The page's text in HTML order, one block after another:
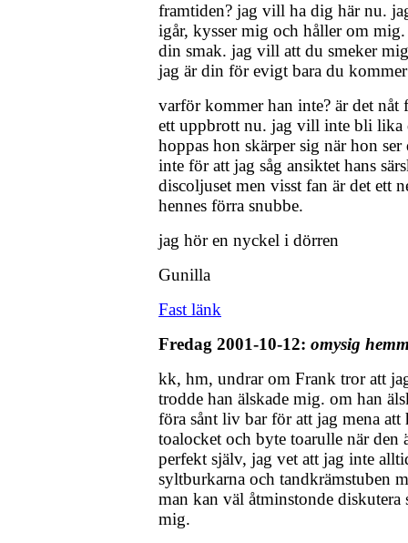
framtiden? jag vill ha dig här nu.
igår, kysser mig och håller om
din smak. jag vill att du smeker
jag är din för evigt bara du
varför kommer han inte? är det nåt
ett uppbrott nu. jag vill inte bli lika
hoppas hon skärper sig när hon
inte för att jag såg ansiktet hans
discoljuset men visst fan är det ett
hennes förra snubbe.
jag hör en nyckel i dörren
Gunilla
Fast länk
Fredag 2001-10-12: omysig
kk, hm, undrar om Frank tror att
trodde han älskade mig. om han
föra sånt liv bar för att jag mena att
toalocket och byte toarulle när den
perfekt själv, jag vet att jag inte
syltburkarna och tandkrämstuben
man kan väl åtminstonde diskutera
mig.